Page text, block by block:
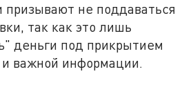
призывают не поддаваться
так как это лишь
деньги под прикрытием
важной информации.